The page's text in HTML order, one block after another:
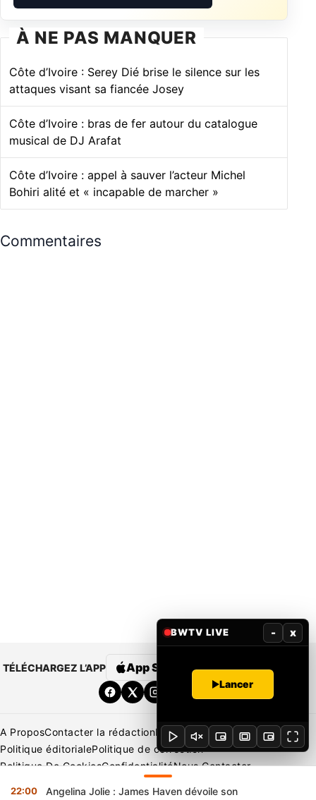
À NE PAS MANQUER
Côte d’Ivoire : Serey Dié brise le silence sur les
attaques visant sa fiancée Josey
Côte d’Ivoire : bras de fer autour du catalogue
musical de DJ Arafat
Côte d’Ivoire : appel à sauver l’acteur Michel
Bohiri alité et « incapable de marcher »
Commentaires
TÉLÉCHARGEZ L’APP App Store Google Play
A ProposContacter la rédactionRédaction
Mentions légales
Politique éditorialePolitique de correction
Politique De CookiesConfidentialitéNous Contacter
22:00
Angelina Jolie : James Haven dévoile son
BWTV LIVE - x
Lancer